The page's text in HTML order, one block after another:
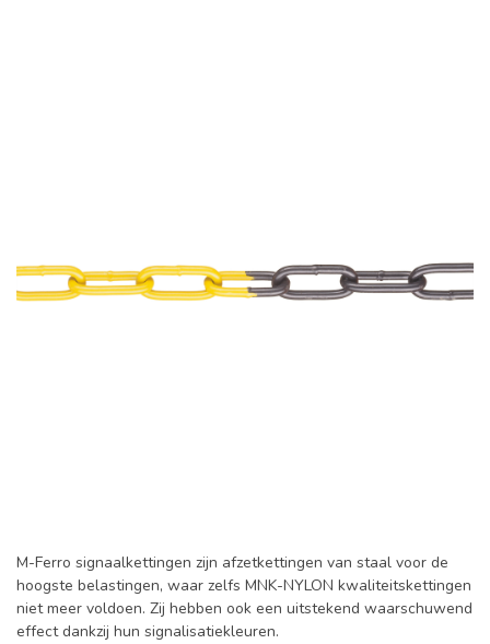
M-Ferro signaalkettingen zijn afzetkettingen van staal voor de
hoogste belastingen, waar zelfs MNK-NYLON kwaliteitskettingen
niet meer voldoen. Zij hebben ook een uitstekend waarschuwend
effect dankzij hun signalisatiekleuren.